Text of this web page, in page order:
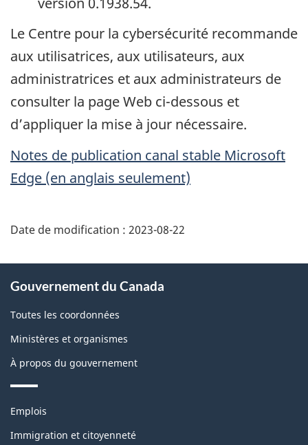
Le Centre pour la cybersécurité recommande
aux utilisatrices, aux utilisateurs, aux
administratrices et aux administrateurs de
consulter la page Web ci-dessous et
d’appliquer la mise à jour nécessaire.
Notes de publication canal stable Microsoft
Edge (en anglais seulement)
Date de modification : 2023-08-22
propos
de
ce
Gouvernement du Canada
Toutes les coordonnées
Ministères et organismes
À propos du gouvernement
Thèmes
sujets
Emplois
Immigration et citoyenneté